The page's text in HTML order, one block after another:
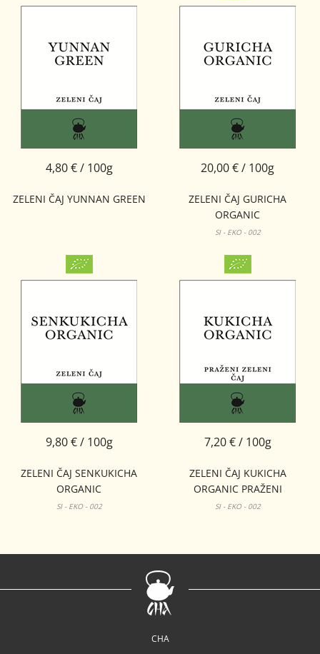
ZELENI ČAJ YUNNAN GREEN
4,80 € / 100g
ZELENI ČAJ GURICHA
ORGANIC
SI - EKO - 002
20,00 € / 100g
ZELENI ČAJ SENKUKICHA
ORGANIC
SI - EKO - 002
9,80 € / 100g
ZELENI ČAJ KUKICHA
ORGANIC PRAŽENI
SI - EKO - 002
7,20 € / 100g
CHA